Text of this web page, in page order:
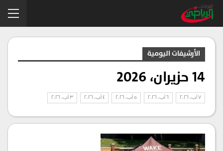
الأرشيفات اليومية
14 حزيران، 2026